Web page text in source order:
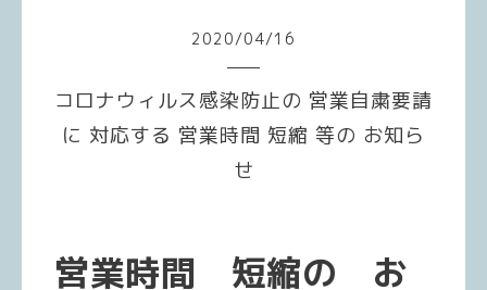
2020/04/16
コロナウィルス感染防止の 営業自粛要請
に 対応する 営業時間 短縮 等の お知ら
せ
営業時間 短縮の お